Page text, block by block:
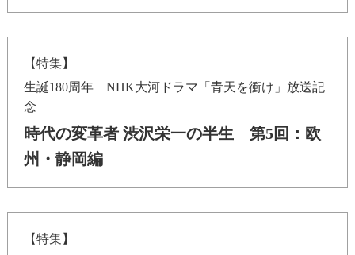
【特集】
生誕180周年 NHK大河ドラマ「青天を衝け」放送記
念
時代の変革者 渋沢栄一の半生 第5回：欧
州・静岡編
【特集】